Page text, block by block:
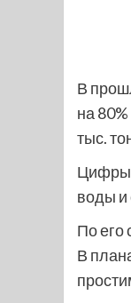
В
на
тыс.
Цифры
воды и
По его
В